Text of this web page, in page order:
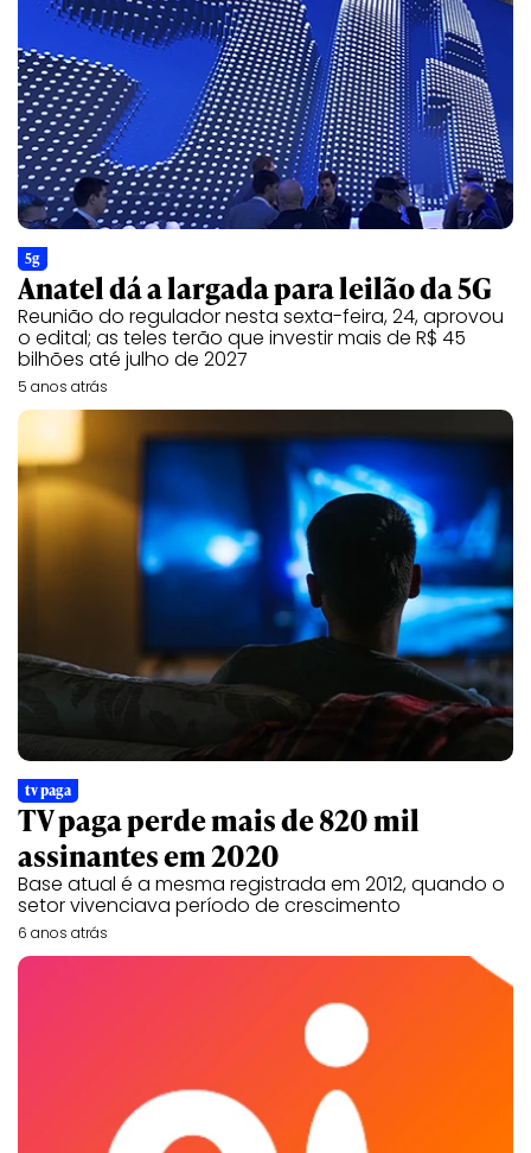
5g
Anatel dá a largada para leilão da 5G
Reunião do regulador nesta sexta-feira, 24, aprovou
o edital; as teles terão que investir mais de R$ 45
bilhões até julho de 2027
5 anos atrás
tv paga
TV paga perde mais de 820 mil
assinantes em 2020
Base atual é a mesma registrada em 2012, quando o
setor vivenciava período de crescimento
6 anos atrás